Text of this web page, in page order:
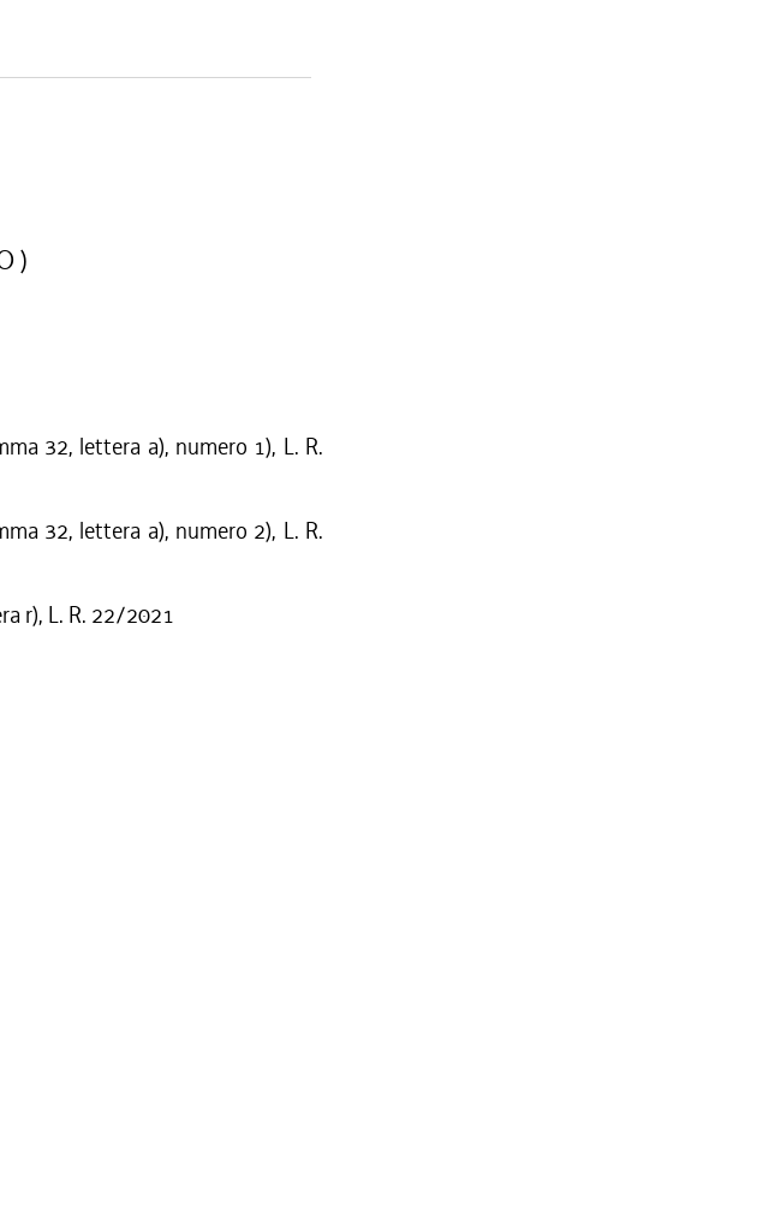
)
32, lettera a), numero 1), L. R.
32, lettera a), numero 2), L. R.
r), L. R. 22/2021